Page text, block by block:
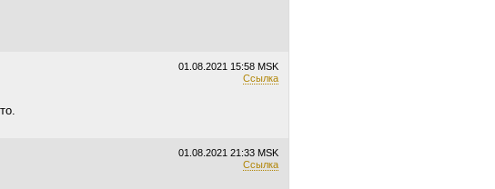
01.08.2021 15:58 MSK
Ссылка
01.08.2021 21:33 MSK
Ссылка